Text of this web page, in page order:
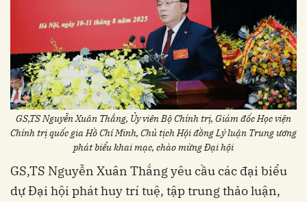
GS,TS Nguyễn Xuân Thắng, Ủy viên Bộ Chính trị, Giám đốc Học viện
Chính trị quốc gia Hồ Chí Minh, Chủ tịch Hội đồng Lý luận Trung ương
phát biểu khai mạc, chào mừng Đại hội
GS,TS Nguyễn Xuân Thắng yêu cầu các đại biểu
dự Đại hội phát huy trí tuệ, tập trung thảo luận,